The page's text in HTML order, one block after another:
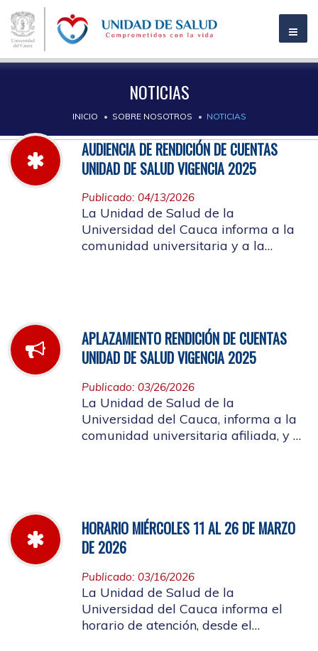
NOTICIAS
INICIO SOBRE NOSOTROS NOTICIAS
AUDIENCIA DE RENDICIÓN DE CUENTAS
UNIDAD DE SALUD VIGENCIA 2025
Publicado: 04/13/2026
La Unidad de Salud de la
Universidad del Cauca informa a la
comunidad universitaria y a la
APLAZAMIENTO RENDICIÓN DE CUENTAS
UNIDAD DE SALUD VIGENCIA 2025
Publicado: 03/26/2026
La Unidad de Salud de la
Universidad del Cauca, informa a la
comunidad universitaria afiliada, y a
HORARIO MIÉRCOLES 11 AL 26 DE MARZO
DE 2026
Publicado: 03/16/2026
La Unidad de Salud de la
Universidad del Cauca informa el
horario de atención, desde el